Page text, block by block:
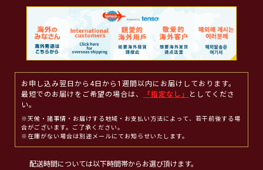
お申し込み翌日から4日から1週間以内にお届けしております。
最短でのお届けをご希望の場合は、
「指定なし」
としてくださ
い。
※天候・諸事情・お届けする地域・お支払い方法によって、若干前後する場
合がございます。ご了承ください。
※在庫がない場合は別途メールにてお知らせいたします。
配送時間については以下時間帯からお選び頂けます。